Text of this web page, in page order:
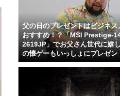
父の日のプレゼントはビジネス
おすすめ！？「MSI Prestige-
2619JP」でお父さん世代に嬉
の懐ゲーもいっしょにプレゼン